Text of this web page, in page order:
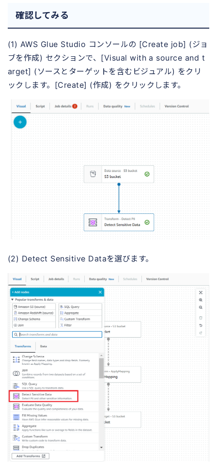
確認してみる
(1) AWS Glue Studio コンソールの [Create job] (ジョ
ブを作成) セクションで、[Visual with a source and t
arget] (ソースとターゲットを含むビジュアル) をクリ
ックします。[Create] (作成) をクリックします。
(2) Detect Sensitive Dataを選びます。